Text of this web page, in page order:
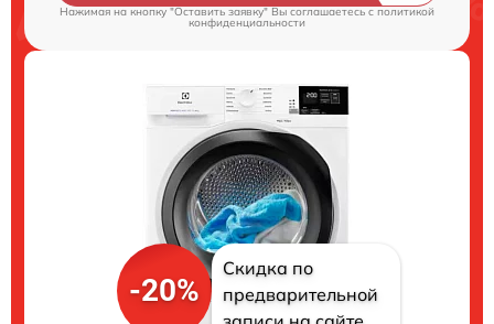
Нажимая на кнопку "Оставить заявку" Вы соглашаетесь c политикой
конфиденциальности
-20%
Скидка по
предварительной